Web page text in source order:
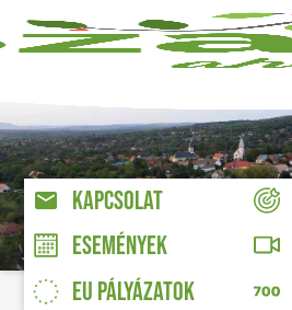
KAPCSOLAT
ESEMÉNYEK
EU PÁLYÁZATOK